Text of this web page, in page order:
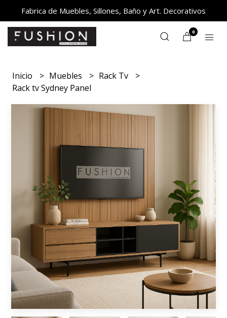
Fabrica de Muebles, Sillones, Baño y Art. Decorativos
0
Inicio Muebles
Rack Tv
Rack tv Sydney Panel